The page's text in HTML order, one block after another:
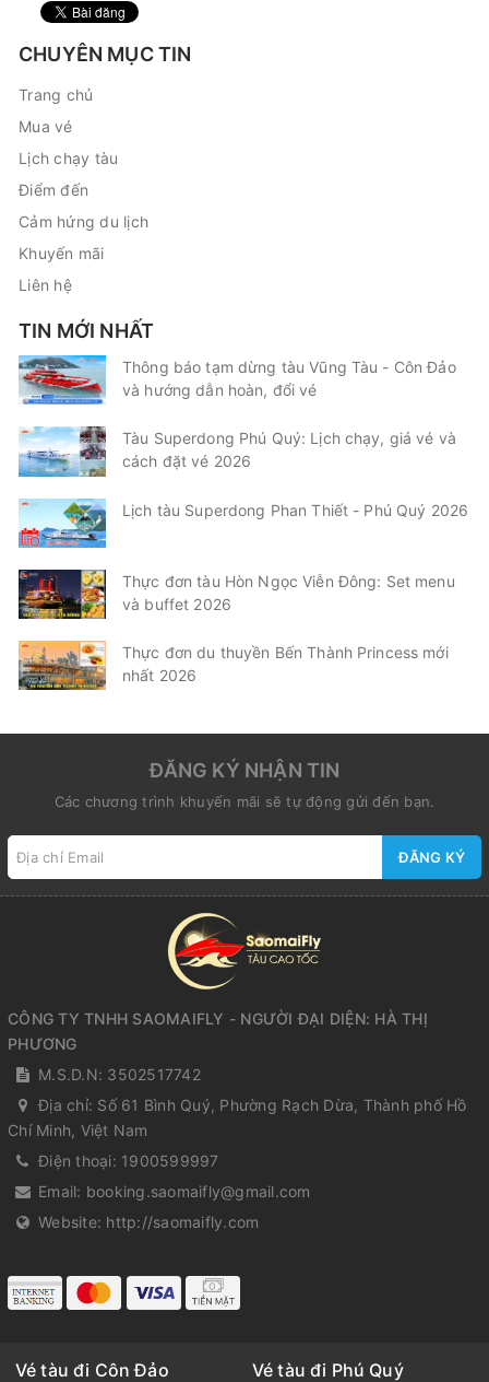
CHUYÊN MỤC TIN
Trang chủ
Mua vé
Lịch chạy tàu
Điểm đến
Cảm hứng du lịch
Khuyến mãi
Liên hệ
TIN MỚI NHẤT
Thông báo tạm dừng tàu Vũng Tàu - Côn Đảo
và hướng dẫn hoàn, đổi vé
Tàu Superdong Phú Quý: Lịch chạy, giá vé và
cách đặt vé 2026
Lịch tàu Superdong Phan Thiết - Phú Quý 2026
Thực đơn tàu Hòn Ngọc Viễn Đông: Set menu
và buffet 2026
Thực đơn du thuyền Bến Thành Princess mới
nhất 2026
ĐĂNG KÝ NHẬN TIN
Các chương trình khuyến mãi sẽ tự động gửi đến bạn.
ĐĂNG KÝ
CÔNG TY TNHH SAOMAIFLY - NGƯỜI ĐẠI DIỆN: HÀ THỊ
PHƯƠNG
M.S.D.N: 3502517742
Địa chỉ: Số 61 Bình Quý, Phường Rạch Dừa, Thành phố Hồ
Chí Minh, Việt Nam
Điện thoại: 1900599997
Email: booking.saomaifly@gmail.com
Website: http://saomaifly.com
Vé tàu đi Côn Đảo Vé tàu đi Phú Quý